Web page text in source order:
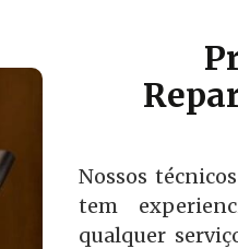
Nossos
tem
qualquer